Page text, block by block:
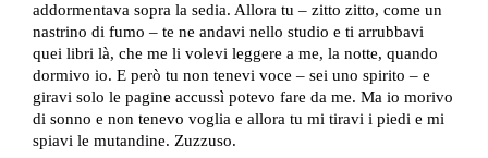
addormentava sopra la sedia. Allora tu – zitto zitto, come un
nastrino di fumo – te ne andavi nello studio e ti arrubbavi
quei libri là, che me li volevi leggere a me, la notte, quando
dormivo io. E però tu non tenevi voce – sei uno spirito – e
giravi solo le pagine accussì potevo fare da me. Ma io morivo
di sonno e non tenevo voglia e allora tu mi tiravi i piedi e mi
spiavi le mutandine. Zuzzuso.